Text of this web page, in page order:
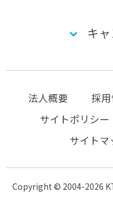
キ
法人概要 採
サイトポリシー
サイトマ
Copyright © 2004-2026